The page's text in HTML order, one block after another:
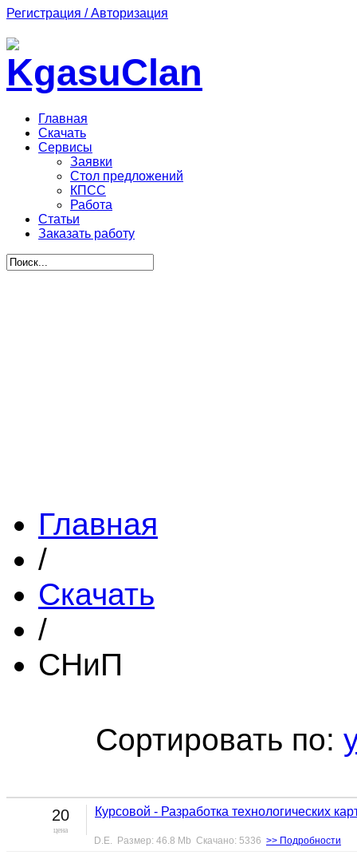
Регистрация / Авторизация
Главная
Скачать
Сервисы
Заявки
Стол предложений
КПСС
Работа
Статьи
Заказать работу
Главная
/
Скачать
/
СНиП
Сортировать по:
20
цена
Курсовой - Разработка технологических
D.E. Размер: 46.8 Mb Скачано: 5336 >> Подробности